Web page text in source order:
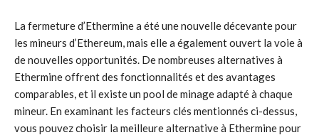
La fermeture d’Ethermine a été une nouvelle décevante pour
les mineurs d’Ethereum, mais elle a également ouvert la voie à
de nouvelles opportunités. De nombreuses alternatives à
Ethermine offrent des fonctionnalités et des avantages
comparables, et il existe un pool de minage adapté à chaque
mineur. En examinant les facteurs clés mentionnés ci-dessus,
vous pouvez choisir la meilleure alternative à Ethermine pour